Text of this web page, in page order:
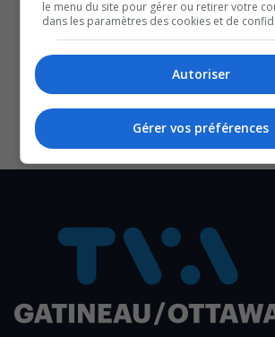
SOUTENIR NOS MÉDIAS, C’EST
CULTURE ET NOTRE
le menu du site pour gérer ou retirer votre
dans les paramètres des cookies et de
Autoriser
Gérer vos préférences